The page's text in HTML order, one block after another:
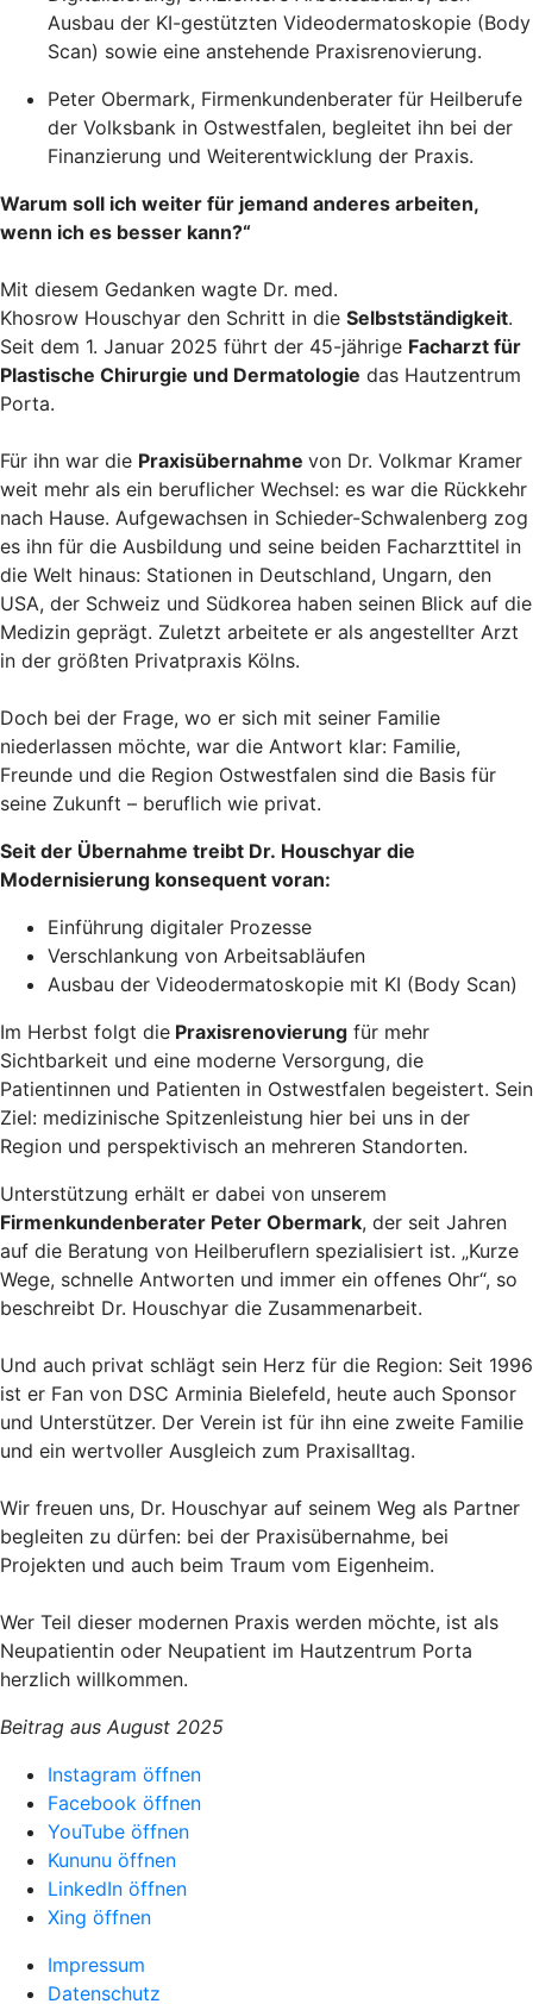
Ausbau der KI-gestützten Videodermatoskopie (Body
Scan) sowie eine anstehende Praxisrenovierung.
Peter Obermark, Firmenkundenberater für Heilberufe
der Volksbank in Ostwestfalen, begleitet ihn bei der
Finanzierung und Weiterentwicklung der Praxis.
Warum soll ich weiter für jemand anderes arbeiten,
wenn ich es besser kann?“
Mit diesem Gedanken wagte Dr. med.
Khosrow Houschyar den Schritt in die Selbstständigkeit.
Seit dem 1. Januar 2025 führt der 45-jährige Facharzt für
Plastische Chirurgie und Dermatologie das Hautzentrum
Porta.
Für ihn war die Praxisübernahme von Dr. Volkmar Kramer
weit mehr als ein beruflicher Wechsel: es war die Rückkehr
nach Hause. Aufgewachsen in Schieder-Schwalenberg zog
es ihn für die Ausbildung und seine beiden Facharzttitel in
die Welt hinaus: Stationen in Deutschland, Ungarn, den
USA, der Schweiz und Südkorea haben seinen Blick auf die
Medizin geprägt. Zuletzt arbeitete er als angestellter Arzt
in der größten Privatpraxis Kölns.
Doch bei der Frage, wo er sich mit seiner Familie
niederlassen möchte, war die Antwort klar: Familie,
Freunde und die Region Ostwestfalen sind die Basis für
seine Zukunft – beruflich wie privat.
Seit der Übernahme treibt Dr. Houschyar die
Modernisierung konsequent voran:
Einführung digitaler Prozesse
Verschlankung von Arbeitsabläufen
Ausbau der Videodermatoskopie mit KI (Body Scan)
Im Herbst folgt die Praxisrenovierung für mehr
Sichtbarkeit und eine moderne Versorgung, die
Patientinnen und Patienten in Ostwestfalen begeistert. Sein
Ziel: medizinische Spitzenleistung hier bei uns in der
Region und perspektivisch an mehreren Standorten.
Unterstützung erhält er dabei von unserem
Firmenkundenberater Peter Obermark, der seit Jahren
auf die Beratung von Heilberuflern spezialisiert ist. „Kurze
Wege, schnelle Antworten und immer ein offenes Ohr“, so
beschreibt Dr. Houschyar die Zusammenarbeit.
Und auch privat schlägt sein Herz für die Region: Seit 1996
ist er Fan von DSC Arminia Bielefeld, heute auch Sponsor
und Unterstützer. Der Verein ist für ihn eine zweite Familie
und ein wertvoller Ausgleich zum Praxisalltag.
Wir freuen uns, Dr. Houschyar auf seinem Weg als Partner
begleiten zu dürfen: bei der Praxisübernahme, bei
Projekten und auch beim Traum vom Eigenheim.
Wer Teil dieser modernen Praxis werden möchte, ist als
Neupatientin oder Neupatient im Hautzentrum Porta
herzlich willkommen.
Beitrag aus August 2025
Instagram öffnen
Facebook öffnen
YouTube öffnen
Kununu öffnen
LinkedIn öffnen
Xing öffnen
Impressum
Datenschutz